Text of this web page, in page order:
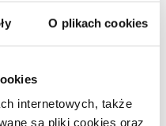
O plikach cookies
internetowych, także
są pliki cookies oraz
Na stronie